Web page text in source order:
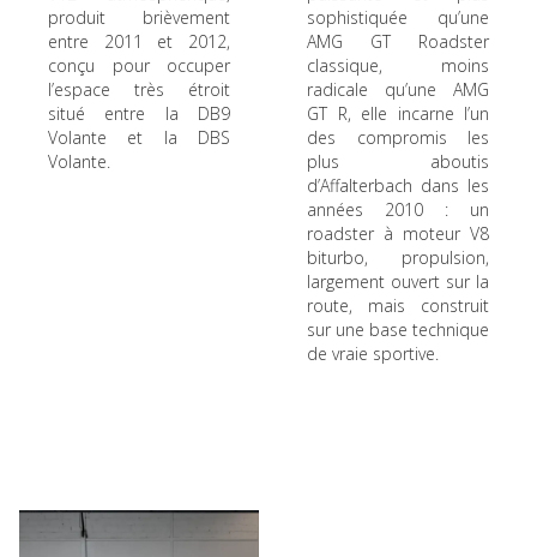
produit brièvement
entre 2011 et 2012,
conçu pour occuper
l’espace très étroit
situé entre la DB9
Volante et la DBS
Volante.
sophistiquée qu’une
AMG GT Roadster
classique, moins
radicale qu’une AMG
GT R, elle incarne l’un
des compromis les
plus aboutis
d’Affalterbach dans les
années 2010 : un
roadster à moteur V8
biturbo, propulsion,
largement ouvert sur la
route, mais construit
sur une base technique
de vraie sportive.